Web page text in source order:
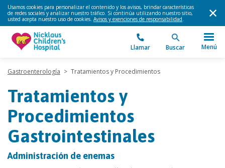
Usamos cookies para personalizar el contenido y los avisos, brindar características
de redes sociales y analizar nuestro tráfico. Si continúa utilizando nuestro sitio,
usted acepta nuestro uso de cookies. Avisos y exenciones de responsabilidad.
Llamar Buscar Menú
Gastroenterología > Tratamientos y Procedimientos
Tratamientos y
Procedimientos
Gastrointestinales
Administración de enemas